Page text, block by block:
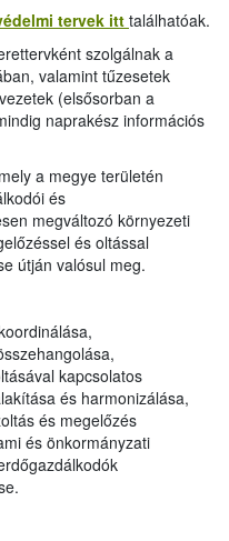
tervek itt találhatóak.
szolgálnak a
valamint tűzesetek
(elsősorban a
naprakész információs
a megye területén
és
megváltozó környezeti
és oltással
útján valósul meg.
kapcsolatos
és harmonizálása,
és megelőzés
és önkormányzati